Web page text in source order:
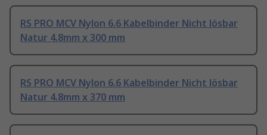
RS PRO MCV Nylon 6.6 Kabelbinder Nicht lösbar
Natur 4.8mm x 300 mm
RS PRO MCV Nylon 6.6 Kabelbinder Nicht lösbar
Natur 4.8mm x 370 mm